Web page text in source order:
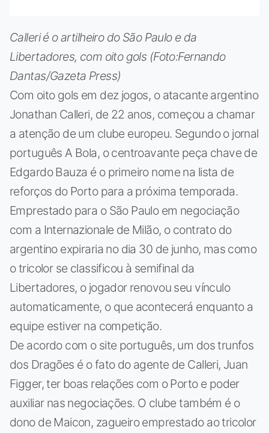
Calleri é o artilheiro do São Paulo e da
Libertadores, com oito gols (Foto:Fernando
Dantas/Gazeta Press)
Com oito gols em dez jogos, o atacante argentino
Jonathan Calleri, de 22 anos, começou a chamar
a atenção de um clube europeu. Segundo o jornal
português A Bola, o centroavante peça chave de
Edgardo Bauza é o primeiro nome na lista de
reforços do Porto para a próxima temporada.
Emprestado para o São Paulo em negociação
com a Internazionale de Milão, o contrato do
argentino expiraria no dia 30 de junho, mas como
o tricolor se classificou à semifinal da
Libertadores, o jogador renovou seu vínculo
automaticamente, o que acontecerá enquanto a
equipe estiver na competição.
De acordo com o site português, um dos trunfos
dos Dragões é o fato do agente de Calleri, Juan
Figger, ter boas relações com o Porto e poder
auxiliar nas negociações. O clube também é o
dono de Maicon, zagueiro emprestado ao tricolor